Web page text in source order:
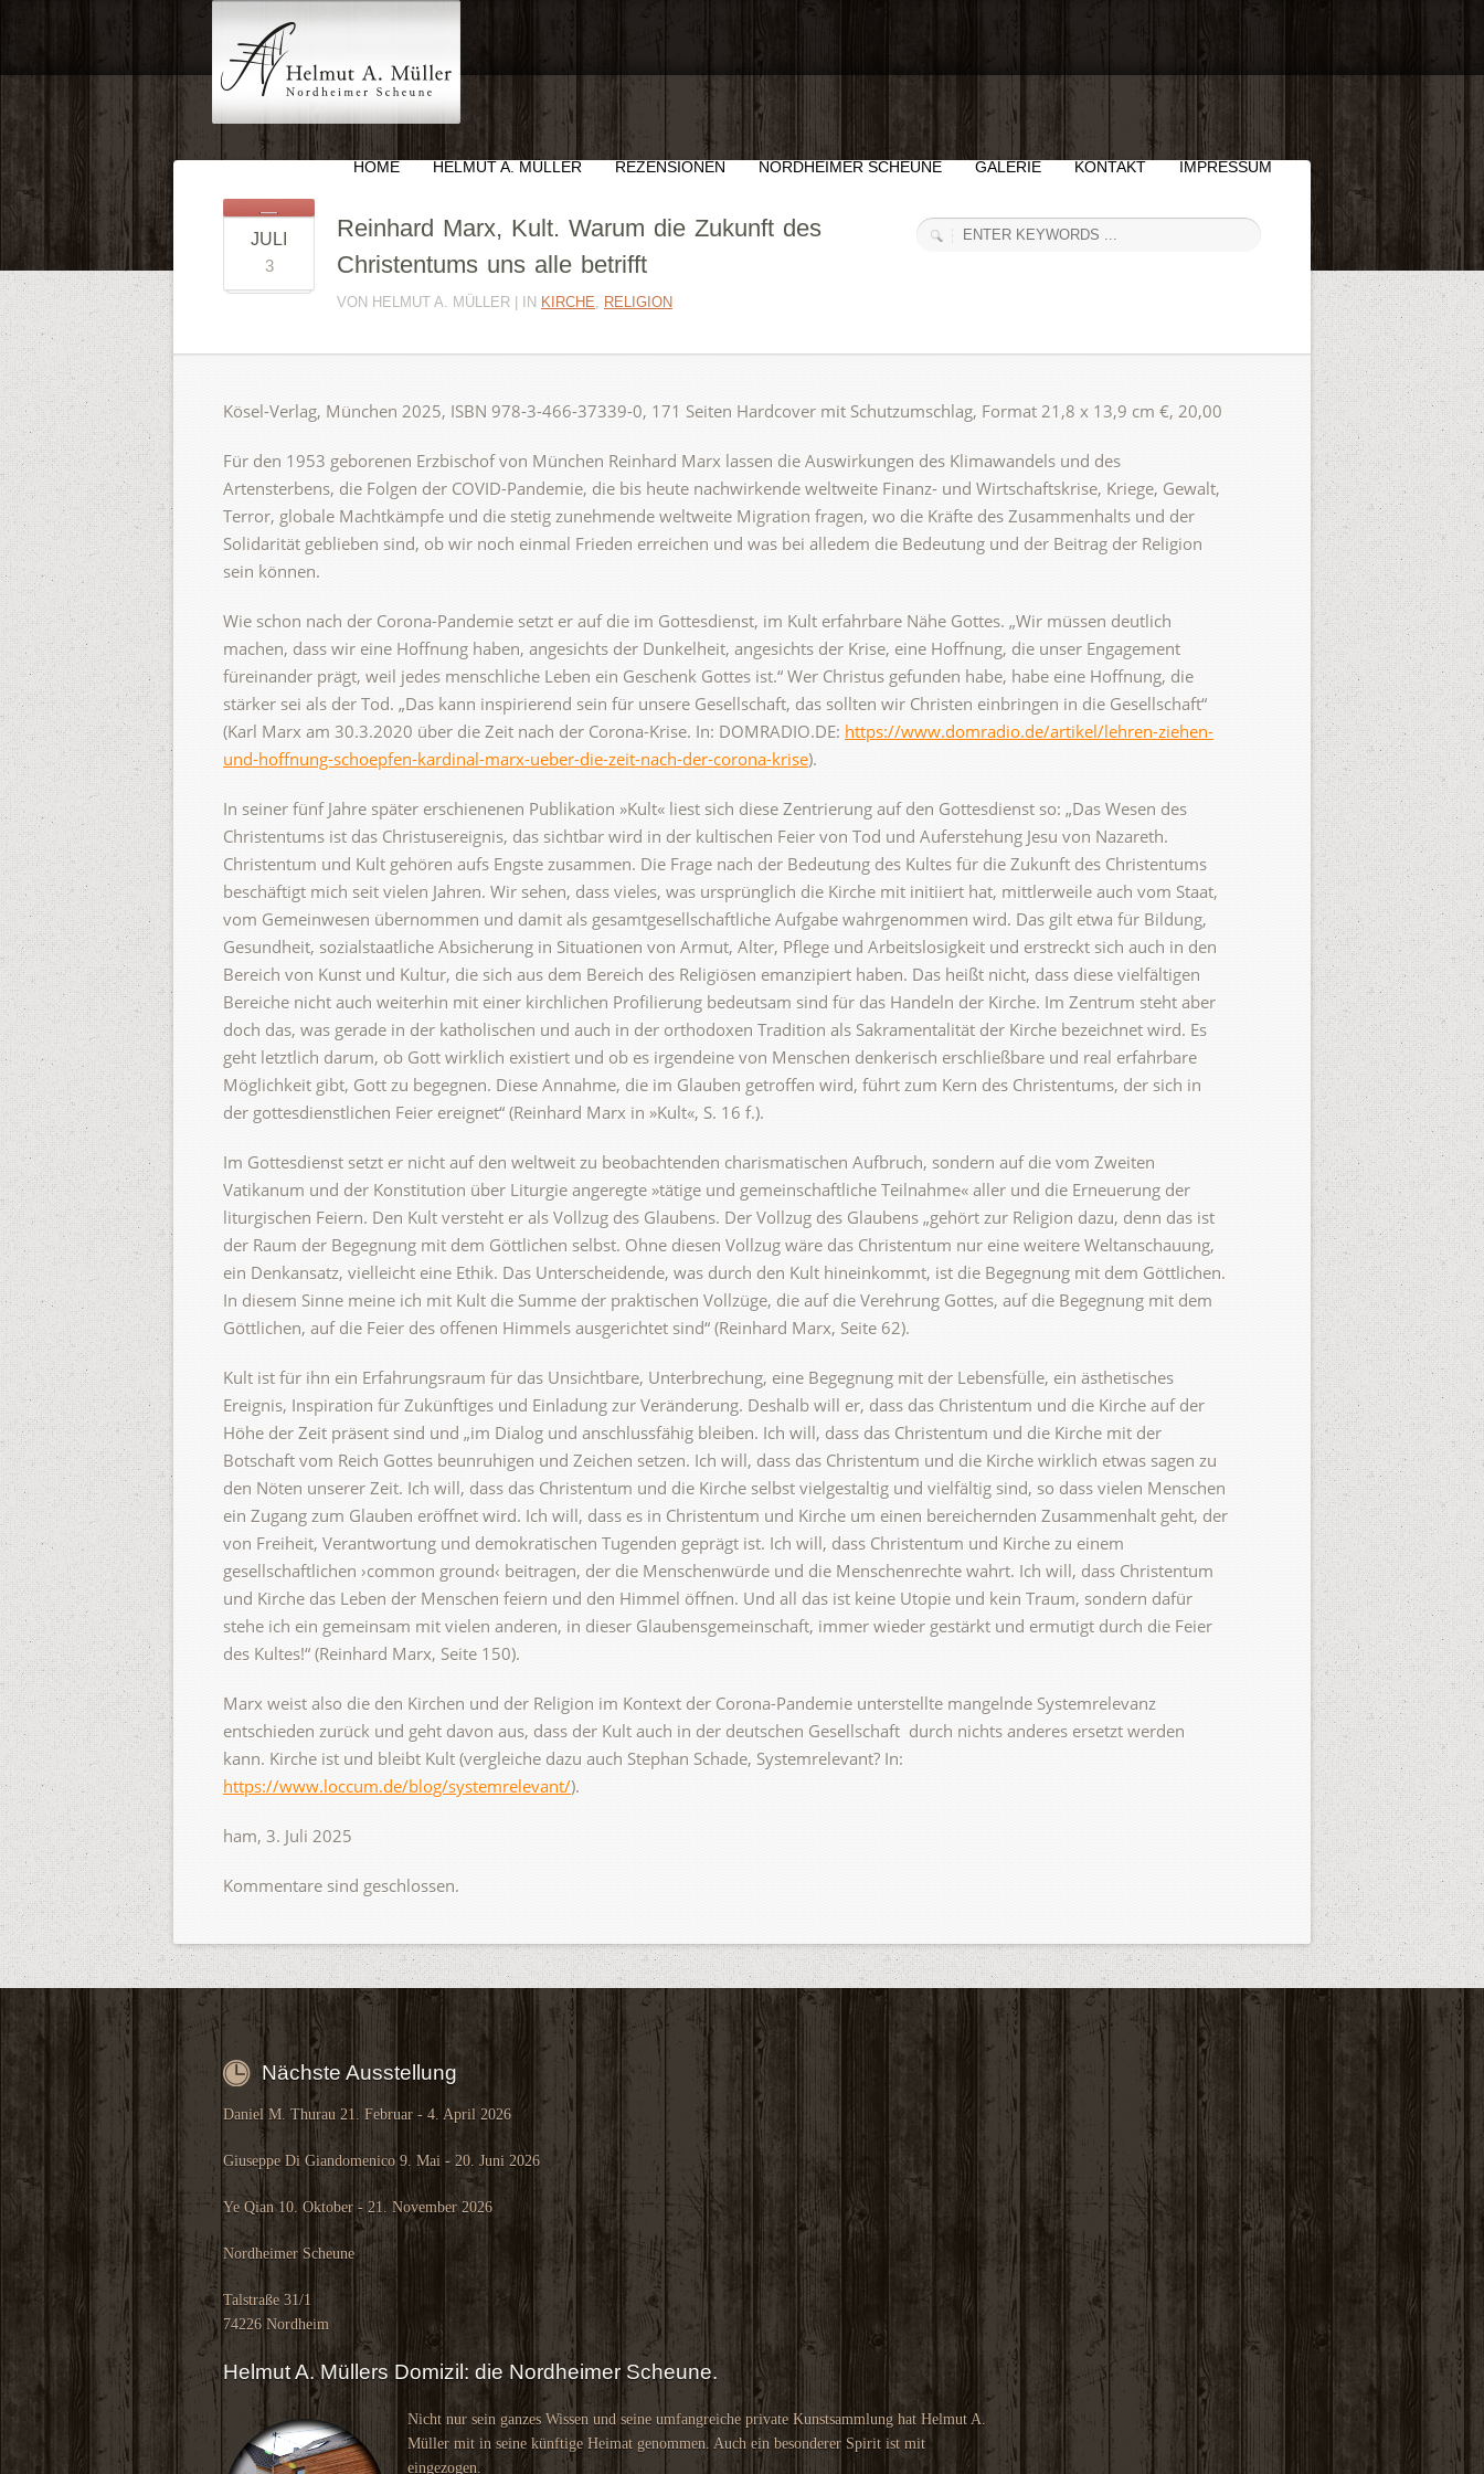
HOME HELMUT A. MÜLLER REZENSIONEN NORDHEIMER SCHEUNE GALERIE KONTAKT IMPRESSUM
JULI
3
Reinhard Marx, Kult. Warum die Zukunft des
Christentums uns alle betrifft
VON HELMUT A. MÜLLER | IN KIRCHE, RELIGION
Kösel-Verlag, München 2025, ISBN 978-3-466-37339-0, 171 Seiten Hardcover mit Schutzumschlag, Format 21,8 x 13,9 cm €, 20,00
Für den 1953 geborenen Erzbischof von München Reinhard Marx lassen die Auswirkungen des Klimawandels und des
Artensterbens, die Folgen der COVID-Pandemie, die bis heute nachwirkende weltweite Finanz- und Wirtschaftskrise, Kriege, Gewalt,
Terror, globale Machtkämpfe und die stetig zunehmende weltweite Migration fragen, wo die Kräfte des Zusammenhalts und der
Solidarität geblieben sind, ob wir noch einmal Frieden erreichen und was bei alledem die Bedeutung und der Beitrag der Religion
sein können.
Wie schon nach der Corona-Pandemie setzt er auf die im Gottesdienst, im Kult erfahrbare Nähe Gottes. „Wir müssen deutlich
machen, dass wir eine Hoffnung haben, angesichts der Dunkelheit, angesichts der Krise, eine Hoffnung, die unser Engagement
füreinander prägt, weil jedes menschliche Leben ein Geschenk Gottes ist.“ Wer Christus gefunden habe, habe eine Hoffnung, die
stärker sei als der Tod. „Das kann inspirierend sein für unsere Gesellschaft, das sollten wir Christen einbringen in die Gesellschaft“
(Karl Marx am 30.3.2020 über die Zeit nach der Corona-Krise. In: DOMRADIO.DE: https://www.domradio.de/artikel/lehren-ziehen-
und-hoffnung-schoepfen-kardinal-marx-ueber-die-zeit-nach-der-corona-krise).
In seiner fünf Jahre später erschienenen Publikation »Kult« liest sich diese Zentrierung auf den Gottesdienst so: „Das Wesen des
Christentums ist das Christusereignis, das sichtbar wird in der kultischen Feier von Tod und Auferstehung Jesu von Nazareth.
Christentum und Kult gehören aufs Engste zusammen. Die Frage nach der Bedeutung des Kultes für die Zukunft des Christentums
beschäftigt mich seit vielen Jahren. Wir sehen, dass vieles, was ursprünglich die Kirche mit initiiert hat, mittlerweile auch vom Staat,
vom Gemeinwesen übernommen und damit als gesamtgesellschaftliche Aufgabe wahrgenommen wird. Das gilt etwa für Bildung,
Gesundheit, sozialstaatliche Absicherung in Situationen von Armut, Alter, Pflege und Arbeitslosigkeit und erstreckt sich auch in den
Bereich von Kunst und Kultur, die sich aus dem Bereich des Religiösen emanzipiert haben. Das heißt nicht, dass diese vielfältigen
Bereiche nicht auch weiterhin mit einer kirchlichen Profilierung bedeutsam sind für das Handeln der Kirche. Im Zentrum steht aber
doch das, was gerade in der katholischen und auch in der orthodoxen Tradition als Sakramentalität der Kirche bezeichnet wird. Es
geht letztlich darum, ob Gott wirklich existiert und ob es irgendeine von Menschen denkerisch erschließbare und real erfahrbare
Möglichkeit gibt, Gott zu begegnen. Diese Annahme, die im Glauben getroffen wird, führt zum Kern des Christentums, der sich in
der gottesdienstlichen Feier ereignet“ (Reinhard Marx in »Kult«, S. 16 f.).
Im Gottesdienst setzt er nicht auf den weltweit zu beobachtenden charismatischen Aufbruch, sondern auf die vom Zweiten
Vatikanum und der Konstitution über Liturgie angeregte »tätige und gemeinschaftliche Teilnahme« aller und die Erneuerung der
liturgischen Feiern. Den Kult versteht er als Vollzug des Glaubens. Der Vollzug des Glaubens „gehört zur Religion dazu, denn das ist
der Raum der Begegnung mit dem Göttlichen selbst. Ohne diesen Vollzug wäre das Christentum nur eine weitere Weltanschauung,
ein Denkansatz, vielleicht eine Ethik. Das Unterscheidende, was durch den Kult hineinkommt, ist die Begegnung mit dem Göttlichen.
In diesem Sinne meine ich mit Kult die Summe der praktischen Vollzüge, die auf die Verehrung Gottes, auf die Begegnung mit dem
Göttlichen, auf die Feier des offenen Himmels ausgerichtet sind“ (Reinhard Marx, Seite 62).
Kult ist für ihn ein Erfahrungsraum für das Unsichtbare, Unterbrechung, eine Begegnung mit der Lebensfülle, ein ästhetisches
Ereignis, Inspiration für Zukünftiges und Einladung zur Veränderung. Deshalb will er, dass das Christentum und die Kirche auf der
Höhe der Zeit präsent sind und „im Dialog und anschlussfähig bleiben. Ich will, dass das Christentum und die Kirche mit der
Botschaft vom Reich Gottes beunruhigen und Zeichen setzen. Ich will, dass das Christentum und die Kirche wirklich etwas sagen zu
den Nöten unserer Zeit. Ich will, dass das Christentum und die Kirche selbst vielgestaltig und vielfältig sind, so dass vielen Menschen
ein Zugang zum Glauben eröffnet wird. Ich will, dass es in Christentum und Kirche um einen bereichernden Zusammenhalt geht, der
von Freiheit, Verantwortung und demokratischen Tugenden geprägt ist. Ich will, dass Christentum und Kirche zu einem
gesellschaftlichen ›common ground‹ beitragen, der die Menschenwürde und die Menschenrechte wahrt. Ich will, dass Christentum
und Kirche das Leben der Menschen feiern und den Himmel öffnen. Und all das ist keine Utopie und kein Traum, sondern dafür
stehe ich ein gemeinsam mit vielen anderen, in dieser Glaubensgemeinschaft, immer wieder gestärkt und ermutigt durch die Feier
des Kultes!“ (Reinhard Marx, Seite 150).
Marx weist also die den Kirchen und der Religion im Kontext der Corona-Pandemie unterstellte mangelnde Systemrelevanz
entschieden zurück und geht davon aus, dass der Kult auch in der deutschen Gesellschaft durch nichts anderes ersetzt werden
kann. Kirche ist und bleibt Kult (vergleiche dazu auch Stephan Schade, Systemrelevant? In:
https://www.loccum.de/blog/systemrelevant/).
ham, 3. Juli 2025
Kommentare sind geschlossen.
Nächste Ausstellung
Daniel M. Thurau 21. Februar - 4. April 2026
Giuseppe Di Giandomenico 9. Mai - 20. Juni 2026
Ye Qian 10. Oktober - 21. November 2026
Nordheimer Scheune
Talstraße 31/1
74226 Nordheim
Helmut A. Müllers Domizil: die Nordheimer Scheune.
Nicht nur sein ganzes Wissen und seine umfangreiche private Kunstsammlung hat Helmut A.
Müller mit in seine künftige Heimat genommen. Auch ein besonderer Spirit ist mit
eingezogen.